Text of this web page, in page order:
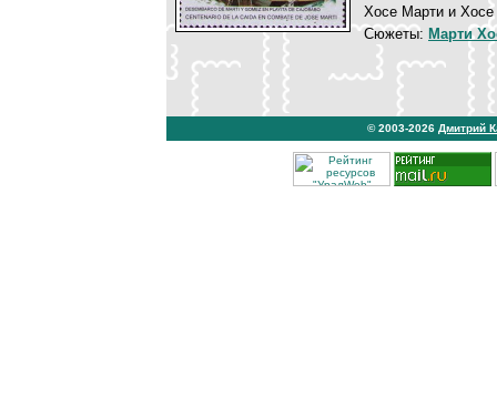
Хосе Марти и
Сюжеты: Марти
© 2003-2026 Дмитрий